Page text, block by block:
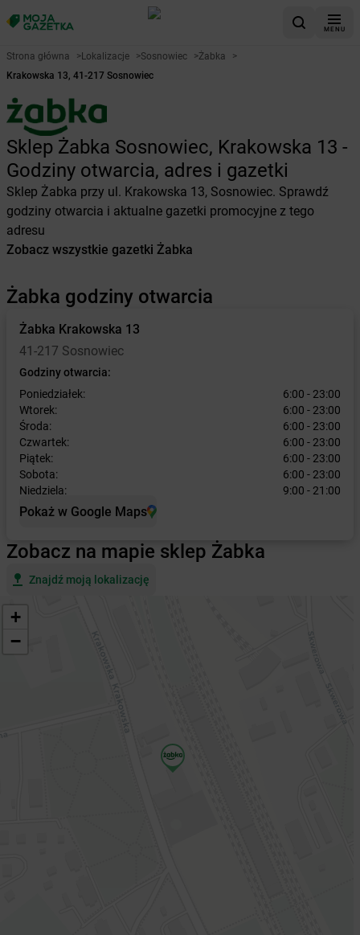
MENU
Strona główna >Lokalizacje >Sosnowiec >Żabka
>
Krakowska 13, 41-217 Sosnowiec
Sklep Żabka Sosnowiec, Krakowska 13 -
Godziny otwarcia, adres i gazetki
Sklep Żabka przy ul. Krakowska 13, Sosnowiec. Sprawdź
godziny otwarcia i aktualne gazetki promocyjne z tego
adresu
Zobacz wszystkie gazetki Żabka
Żabka godziny otwarcia
Żabka Krakowska 13
41-217 Sosnowiec
Godziny otwarcia:
Poniedziałek:
6:00 - 23:00
Wtorek:
6:00 - 23:00
Środa:
6:00 - 23:00
Czwartek:
6:00 - 23:00
Piątek:
6:00 - 23:00
Sobota:
6:00 - 23:00
Niedziela:
9:00 - 21:00
Pokaż w Google Maps
Zobacz na mapie sklep Żabka
Znajdź moją lokalizację
+
−